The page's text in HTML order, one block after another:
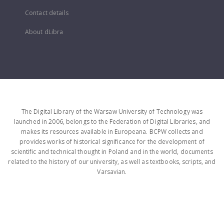
Contact details
About dLibra
The Digital Library of the Warsaw University of Technology was
launched in 2006, belongs to the Federation of Digital Libraries, and
makes its resources available in Europeana. BCPW collects and
provides works of historical significance for the development of
scientific and technical thought in Poland and in the world, documents
related to the history of our university, as well as textbooks, scripts, and
Varsavian.